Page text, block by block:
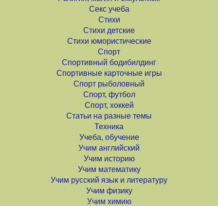
Секс учеба
Стихи
Стихи детские
Стихи юмористические
Спорт
Спортивный бодибилдинг
Спортивные карточные игры
Спорт рыболовный
Спорт, футбол
Спорт, хоккей
Статьи на разные темы
Техника
Учеба, обучение
Учим английский
Учим историю
Учим математику
Учим русский язык и литературу
Учим физику
Учим химию